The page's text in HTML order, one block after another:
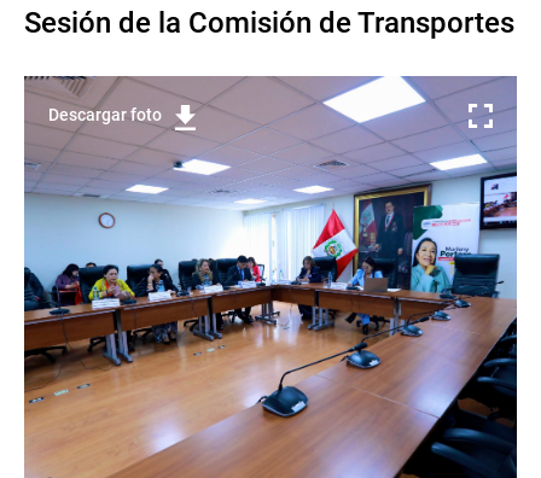
Sesión de la Comisión de Transportes
Descargar foto